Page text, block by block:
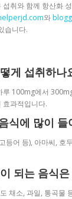
취와 함께 항산화
와
습니다.
게 섭취하나
100mg에서
효과적입니다.
식에 많이 들
등어 등), 아마씨, 호
되는 음식
채소, 과일, 통곡물